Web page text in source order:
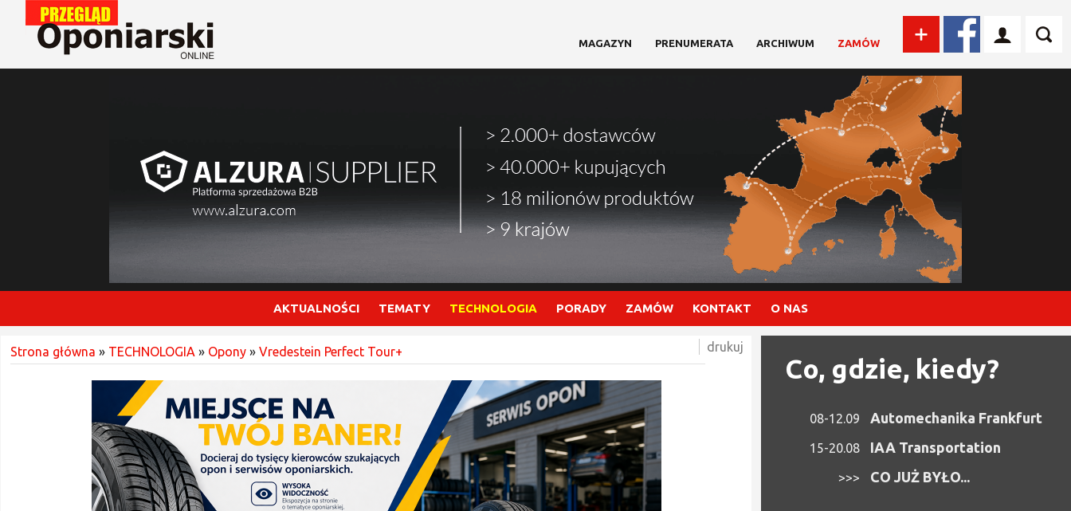
MAGAZYN PRENUMERATA ARCHIWUM ZAMÓW
AKTUALNOŚCI TEMATY TECHNOLOGIA PORADY ZAMÓW KONTAKT O NAS
Strona główna » TECHNOLOGIA » Opony » Vredestein Perfect Tour+ drukuj
Co, gdzie, kiedy?
08-12.09 Automechanika Frankfurt
15-20.08 IAA Transportation
>>> CO JUŻ BYŁO...